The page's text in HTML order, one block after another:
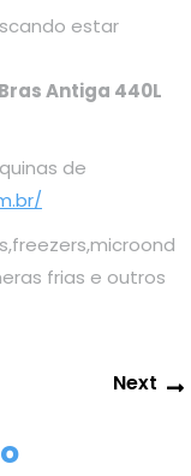
estar
mercado.
Antiga 440L
de
frias e outros
Next